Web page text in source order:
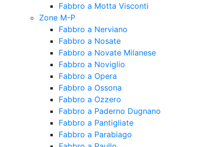
Fabbro a Motta Visconti
Zone M-P
Fabbro a Nerviano
Fabbro a Nosate
Fabbro a Novate Milanese
Fabbro a Noviglio
Fabbro a Opera
Fabbro a Ossona
Fabbro a Ozzero
Fabbro a Paderno Dugnano
Fabbro a Pantigliate
Fabbro a Parabiago